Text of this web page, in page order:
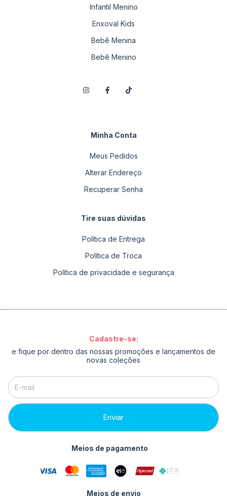
Infantil Menino
Enxoval Kids
Bebê Menina
Bebê Menino
Minha Conta
Meus Pedidos
Alterar Endereço
Recuperar Senha
Tire suas dúvidas
Política de Entrega
Política de Troca
Política de privacidade e segurança
Cadastre-se:
e fique por dentro das nossas promoções e lançamentos de
novas coleções
Meios de pagamento
Meios de envio